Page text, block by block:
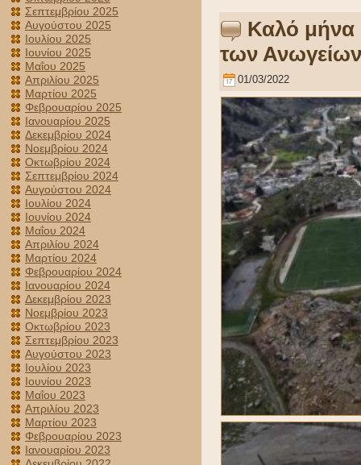
Σεπτεμβρίου 2025
Αυγούστου 2025
Ιουλίου 2025
Ιουνίου 2025
Μαΐου 2025
Απριλίου 2025
Μαρτίου 2025
Φεβρουαρίου 2025
Ιανουαρίου 2025
Δεκεμβρίου 2024
Νοεμβρίου 2024
Οκτωβρίου 2024
Σεπτεμβρίου 2024
Αυγούστου 2024
Ιουλίου 2024
Ιουνίου 2024
Μαΐου 2024
Απριλίου 2024
Μαρτίου 2024
Φεβρουαρίου 2024
Ιανουαρίου 2024
Δεκεμβρίου 2023
Νοεμβρίου 2023
Οκτωβρίου 2023
Σεπτεμβρίου 2023
Αυγούστου 2023
Ιουλίου 2023
Ιουνίου 2023
Μαΐου 2023
Απριλίου 2023
Μαρτίου 2023
Φεβρουαρίου 2023
Ιανουαρίου 2023
Καλό μήνα
των
01/03/2022